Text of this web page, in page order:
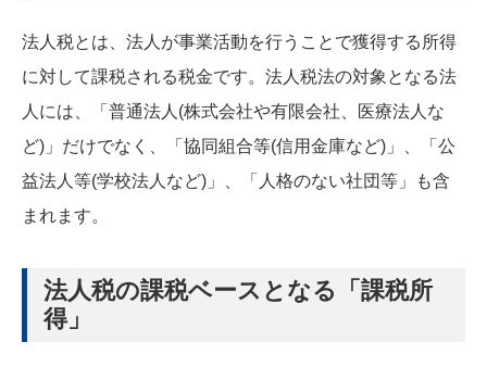
法人税とは、法人が事業活動を行うことで獲得する所得
に対して課税される税金です。法人税法の対象となる法
人には、「普通法人(株式会社や有限会社、医療法人な
ど)」だけでなく、「協同組合等(信用金庫など)」、「公
益法人等(学校法人など)」、「人格のない社団等」も含
まれます。
法人税の課税ベースとなる「課税所
得」